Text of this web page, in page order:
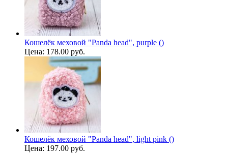
Кошелёк меховой "Panda head", purple ()
Цена: 178.00 руб.
Кошелёк меховой "Panda head", light pink ()
Цена: 197.00 руб.